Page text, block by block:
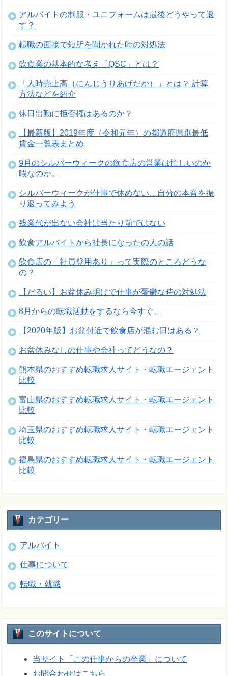
アルバイトの制服・ユニフォームは最後どうやって返
す？
転職の面接で短所を聞かれた時の対処法
飲食業の基本的な考え「QSC」とは？
「人時売上高（にんじうりあげだか）」とは？ 計算
方法などを紹介
休日出勤に拒否権はあるのか？
【最新版】2019年度（令和元年）の都道府県別最低
賃金一覧表まとめ
9月のシルバーウィークの飲食店の営業は忙しいのか
暇なのか。
シルバーウィークが仕事で休めない…自分の本音を振
り返ってみよう
残業代が出ない会社は当たり前ではない
飲食アルバイトから社長になったの人の話
飲食店の「社員登用あり」って実際のところどうな
の？
【だるい】お盆休み明けで仕事が憂鬱な時の対処法
8月からの転職活動をするなら今すぐ。
【2020年版】お盆付近で飲食店が混む日はある？
お盆休みなしの仕事や会社ってどうなの？
熊本県のおすすめ転職求人サイト・転職エージェント
比較
富山県のおすすめ転職求人サイト・転職エージェント
比較
埼玉県のおすすめ転職求人サイト・転職エージェント
比較
福島県のおすすめ転職求人サイト・転職エージェント
比較
カテゴリー
アルバイト
仕事について
転職・就職
このサイトについて
当サイト「この仕事からの卒業」について
お問合わせはこちら